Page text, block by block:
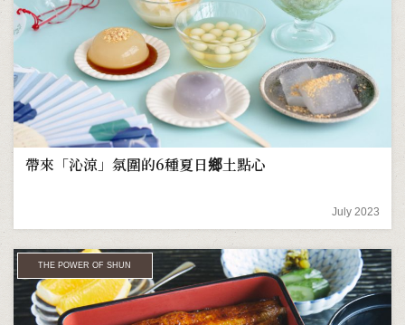
帶來「沁涼」氛圍的6種夏日鄉土點心
July 2023
THE POWER OF SHUN